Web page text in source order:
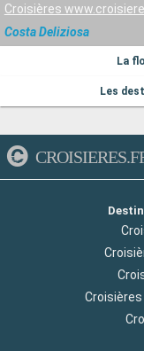
Croisières
Costa Deliziosa
La
Les